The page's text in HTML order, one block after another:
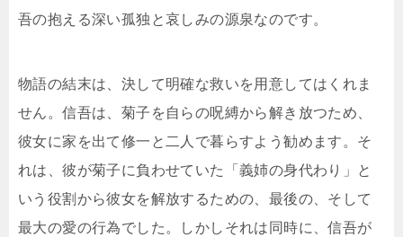
吾の抱える深い孤独と哀しみの源泉なのです。
物語の結末は、決して明確な救いを用意してはくれま
せん。信吾は、菊子を自らの呪縛から解き放つため、
彼女に家を出て修一と二人で暮らすよう勧めます。そ
れは、彼が菊子に負わせていた「義姉の身代わり」と
いう役割から彼女を解放するための、最後の、そして
最大の愛の行為でした。しかしそれは同時に、信吾が